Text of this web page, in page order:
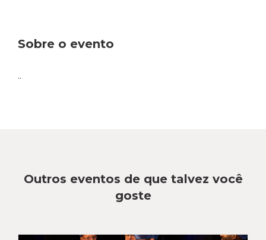
Sobre o evento
..
Outros eventos de que talvez você
goste